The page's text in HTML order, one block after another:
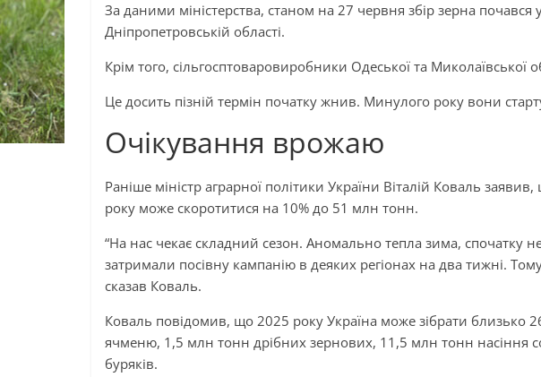
За даними міністерства, станом на 27 червня збір зерна почався
Дніпропетровській області.
Крім того, сільгосптоваровиробники Одеської та Миколаївської
Це досить пізній термін початку жнив. Минулого року вони
Очікування врожаю
Раніше міністр аграрної політики України Віталій Коваль
року може скоротитися на 10% до 51 млн тонн.
“На нас чекає складний сезон. Аномально тепла зима, спочатку
затримали посівну кампанію в деяких регіонах на два тижні.
сказав Коваль.
Коваль повідомив, що 2025 року Україна може зібрати близько
ячменю, 1,5 млн тонн дрібних зернових, 11,5 млн тонн насіння
буряків.